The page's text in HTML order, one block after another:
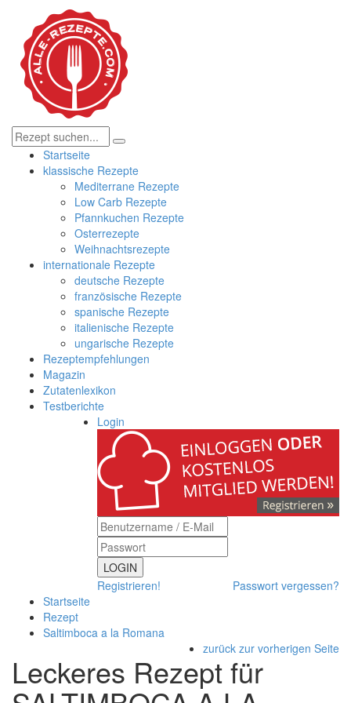
Startseite
klassische Rezepte
Mediterrane Rezepte
Low Carb Rezepte
Pfannkuchen Rezepte
Osterrezepte
Weihnachtsrezepte
internationale Rezepte
deutsche Rezepte
französische Rezepte
spanische Rezepte
italienische Rezepte
ungarische Rezepte
Rezeptempfehlungen
Magazin
Zutatenlexikon
Testberichte
Login
LOGIN
Registrieren!
Passwort vergessen?
Startseite
Rezept
Saltimboca a la Romana
zurück zur vorherigen Seite
Leckeres Rezept für